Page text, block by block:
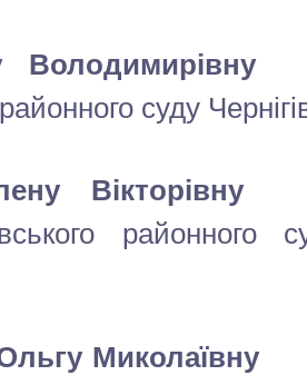
Володимирівну
суду
Вікторівну
Миколаївну